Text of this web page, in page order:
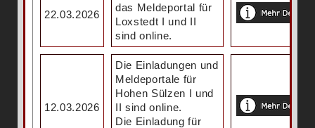
22.03.2026
das Meldeportal für
Loxstedt I und II
sind online.
12.03.2026
Die Einladungen und
Meldeportale für
Hohen Sülzen I und
II sind online.
Die Einladung für